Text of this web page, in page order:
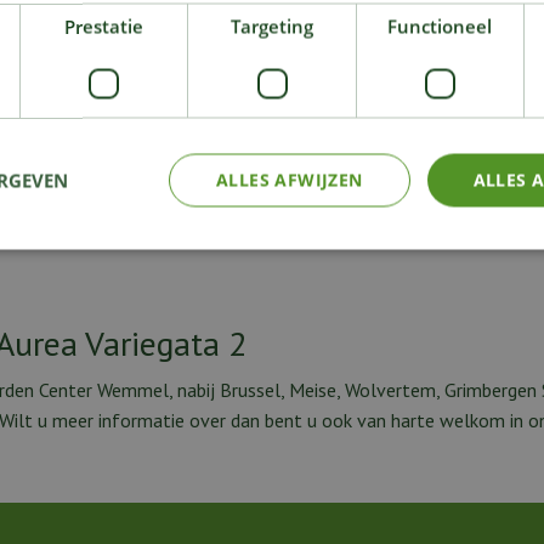
gegeven. Een Monstera is niet alleen leuk
luchtzuiverend en verbeterd dus de
ook een graag geziene plant in
en gaat gebaat bij een lichtvochtige
voor kinderen, honden, katten en andere
Variegata 2
Center Wemmel, nabij Brussel, Meise, Wolvertem,
u meer informatie over dan bent u ook van harte welkom in
Prestatie Targeting
Functioneel
ALLES
ALLES AFWIJZEN